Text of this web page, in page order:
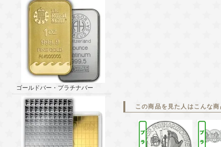
ゴールドバー・プラチナバー
この商品を見た人はこんな